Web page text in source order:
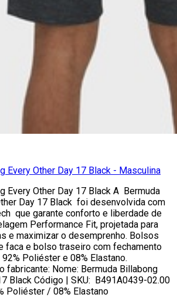
Every Other Day 17 Black - Masculina
Every Other Day 17 Black A Bermuda
Day 17 Black foi desenvolvida com
que garante conforto e liberdade de
Performance Fit, projetada para
e maximizar o desemprenho. Bolsos
faca e bolso traseiro com fechamento
Poliéster e 08% Elastano.
fabricante: Nome: Bermuda Billabong
Black Código | SKU: B491A0439-02.00
Poliéster / 08% Elastano